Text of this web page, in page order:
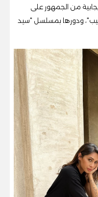
إيجابية من الجمهور على
ودورها بمسلسل "سيد